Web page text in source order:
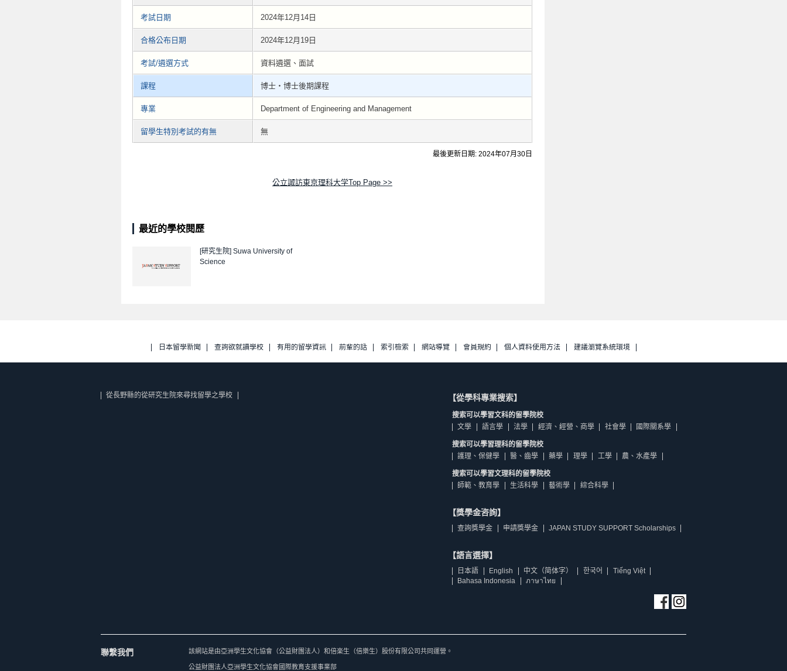
考試日期 2024年12月14日
合格公布日期 2024年12月19日
考試/遴選方式 資料遴選、面試
課程 博士・博士後期課程
專業 Department of Engineering and Management
留學生特別考試的有無 無
最後更新日期: 2024年07月30日
公立諏訪東京理科大学Top Page >>
最近的學校閱歷
[研究生院] Suwa University of
Science
日本留學新聞 查詢欲就讀學校 有用的留學資訊 前輩的話 索引檢索 網站導覽 會員規約 個人資料使用方法 建議瀏覽系統環境
從長野縣的從研究生院來尋找留學之學校 【從學科專業搜索】
搜索可以學習文科的留學院校
文學
語言學 法學 經濟、經營、商學 社會學 國際關系學
搜索可以學習理科的留學院校
護理、保健學
醫、齒學 藥學 理學 工學 農、水產學
搜索可以學習文理科的留學院校
師範、教育學
生活科學 藝術學 綜合科學
【獎學金咨詢】
查詢獎學金 申請獎學金 JAPAN STUDY SUPPORT Scholarships
【語言選擇】
日本語 English 中文（简体字） 한국어
Tiếng Việt
Bahasa Indonesia
ภาษาไทย
聯繫我們 該網站是由亞洲學生文化協會（公益財團法人）和倍楽生（倍樂生）股份有限公司共同運營。
公益財團法人亞洲學生文化協會國際教育支援事業部